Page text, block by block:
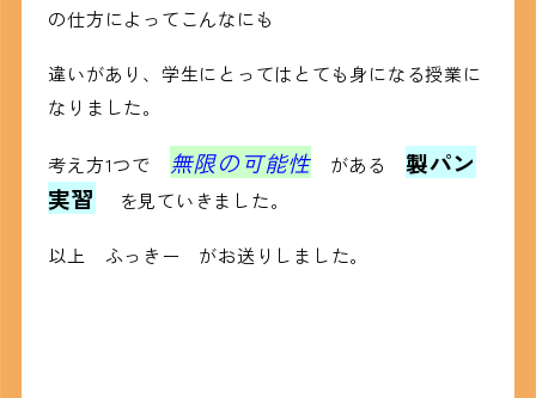
の仕方によってこんなにも
違いがあり、学生にとってはとても身になる授業に
なりました。
考え方1つで 無限の可能性 がある 製パン
実習
を見ていきました。
以上 ふっきー がお送りしました。